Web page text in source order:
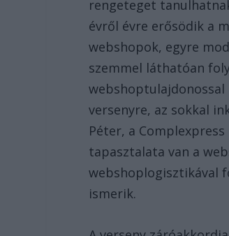
rengeteget
évről évre erősödik a
webshopok, egyre
szemmel láthatóan
versenyre, az sokkal
Péter, a
tapasztalata van a
webshoplogisztikával
ismerik.